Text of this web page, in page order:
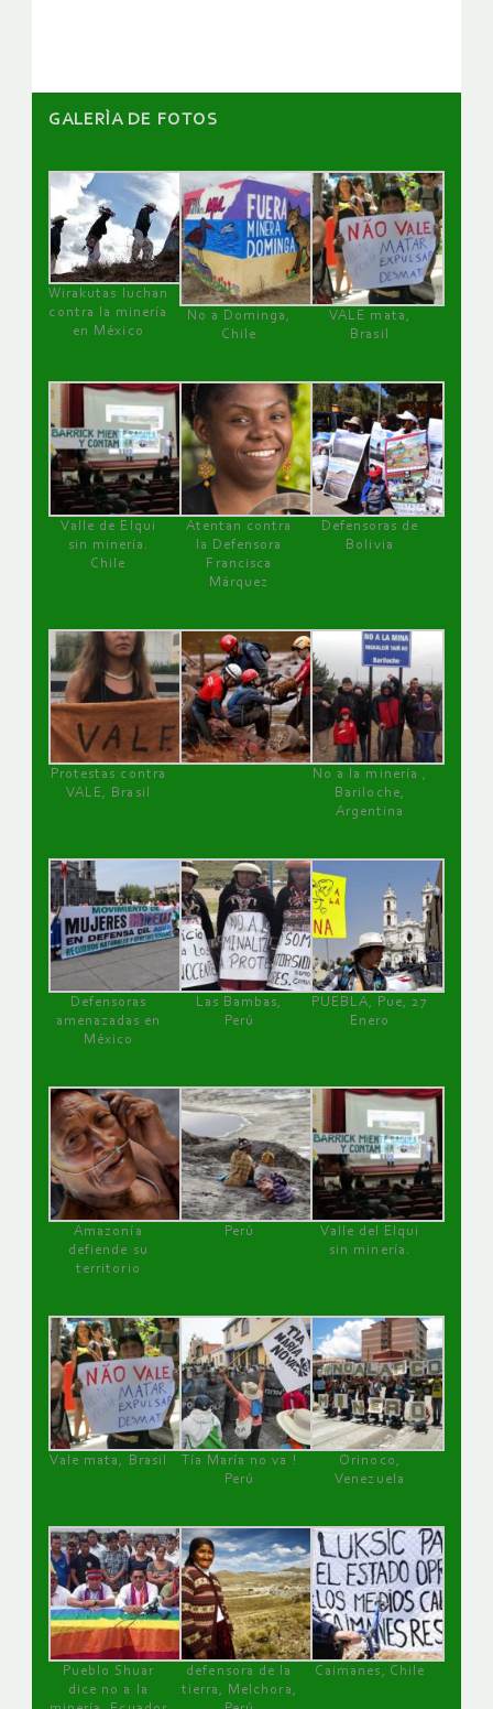
GALERÌA DE FOTOS
Wirakutas luchan
contra la minería
en México
No a Dominga,
Chile
VALE mata,
Brasil
Valle de Elqui
sin minería.
Chile
Atentan contra
la Defensora
Francisca
Márquez
Defensoras de
Bolivia
Protestas contra
VALE, Brasil
No a la minería ,
Bariloche,
Argentina
Defensoras
amenazadas en
México
Las Bambas,
Perú
PUEBLA, Pue, 27
Enero
Amazonía
defiende su
territorio
Perú
Valle del Elqui
sin minería.
Vale mata, Brasil
Tía María no va !
Perú
Orinoco,
Venezuela
Pueblo Shuar
dice no a la
defensora de la
tierra, Melchora,
Caimanes, Chile